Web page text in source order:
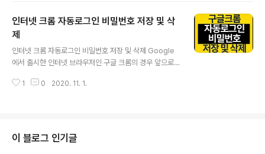
변경하거나 설정하는 것은 중요한 작업입니다. 또한 IP 주
소 설정 등 다양한 기능을 조정할 수 있습니다. 요즘은 IPTI
ME 앱을 통해 설정을 할 수 있어 편리함을 더하고 있지만,
모바일 기기 사용이 불편한 분들은 아이피타임 관리자 주
소를 통해 PC를 이용하여 설정을 할 수 있습니다. 그러나
아이피타임 관리자 페이지의 로그인 아이디나 비밀번호가
인터넷 크롬 자동로그인 비밀번호 저장 및 삭
제
인터넷 크롬 자동로그인 비밀번호 저장 및 삭제 Google
에서 출시한 인터넷 브라우저인 구글 크롬의 경우 앞으로
익스플로러 때문에 사용자가 더 급증하지 않을까 싶습니
이상 문제가 되지 않도록 해결되었습니다. 그렇기 때문에
크롬 자동로그인 기능을 통해 해외사이트부터 국내 쇼핑몰
1 0 2020. 11. 1.
이 블로그 인기글